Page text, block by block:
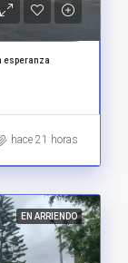
esperanza
hace 21 horas
EN ARRIENDO